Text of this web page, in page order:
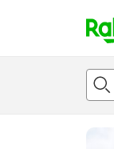
t
p
概况